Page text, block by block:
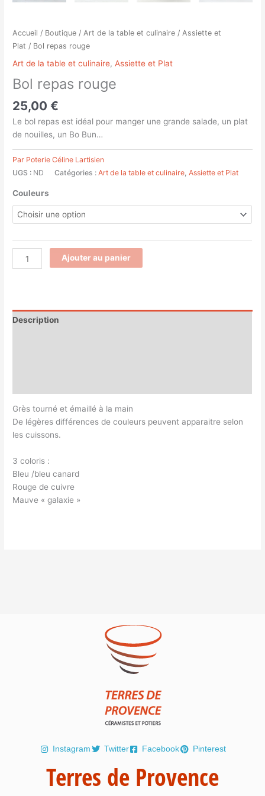
Accueil / Boutique / Art de la table et culinaire / Assiette et
Plat / Bol repas rouge
Art de la table et culinaire,Assiette et Plat
Bol repas rouge
25,00€
Le bol repas est idéal pour manger une grande salade, un plat
de nouilles, un Bo Bun…
Par Poterie Céline Lartisien
UGS : ND Catégories :Art de la table et culinaire ,Assiette et Plat
Couleurs
Ajouter au panier
Description
Grès tourné et émaillé à la main
De légères différences de couleurs peuvent apparaitre selon
les cuissons.
3 coloris :
Bleu /bleu canard
Rouge de cuivre
Mauve « galaxie »
Instagram Twitter Facebook Pinterest
Terres de Provence